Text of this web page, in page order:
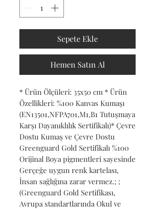
Sepete Ekle
Hemen Satın Al
* Ürün Ölçüleri: 35x50 cm * Ürün
Özellikleri: %100 Kanvas Kumaşı
(EN13501,NFPA701,M1,B1 Tutuşmaya
Karşı Dayanıklılık Sertifikalı)* Çevre
Dostu Kumaş ve Çevre Dostu
Greenguard Gold Sertifikalı %100
Orijinal Boya pigmentleri sayesinde
Gerçeğe uygun renk kartelası,
İnsan sağlığına zarar vermez.; ;
(Greenguard Gold Sertifikası,
Avrupa standartlarında Okul ve